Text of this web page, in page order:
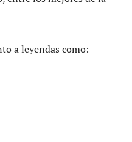
a leyendas como: